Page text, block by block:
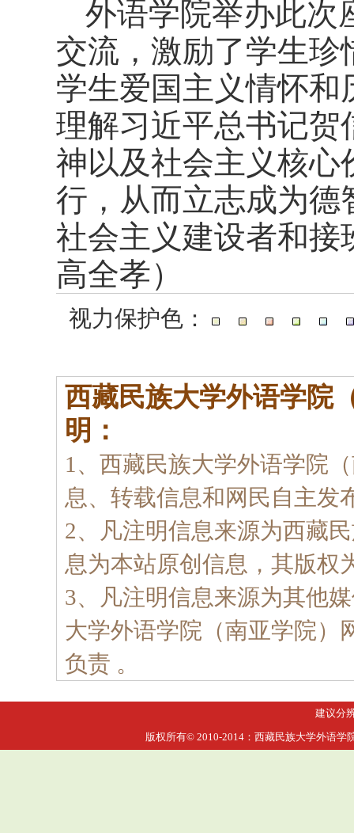
外语学院举办此次
交流，激励了学生
学生爱国主义情怀
理解习近平总书记贺
神以及社会主义核心
行，从而立志成为德
社会主义建设者和接
高全孝）
视力保护色：
西藏民族大学外语学院
明：
1、西藏民族大学外语学院
息、转载信息和网民自主发
2、凡注明信息来源为西藏
息为本站原创信息，其版权
3、凡注明信息来源为其他
大学外语学院（南亚学院）
负责 。
建议分
版权所有© 2010-2014：西藏民族大学外语